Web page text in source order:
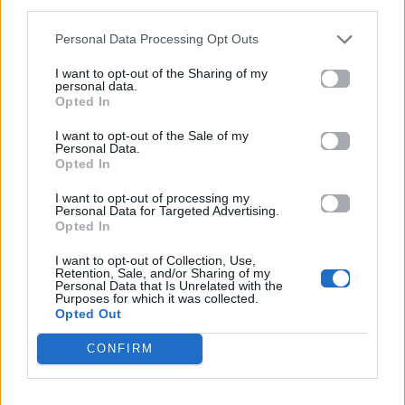
Personal Data Processing Opt Outs
I want to opt-out of the Sharing of my
personal data.
Opted In
I want to opt-out of the Sale of my
Personal Data.
Opted In
I want to opt-out of processing my
Personal Data for Targeted Advertising.
Opted In
I want to opt-out of Collection, Use,
Retention, Sale, and/or Sharing of my
Personal Data that Is Unrelated with the
Purposes for which it was collected.
Opted Out
CONFIRM
«Για πάντα νέος» ο Γιάννης Στάνκογλου – Η
throwback φωτογραφία που έγινε viral